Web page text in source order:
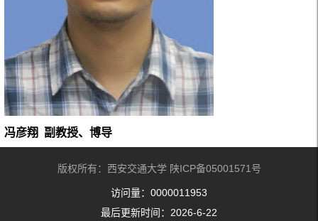
冯彦翔 副教授、博导
版权所有：西安交通大学 陕ICP备05001571号
访问量： 0000011953
最后更新时间： 2026-6-22